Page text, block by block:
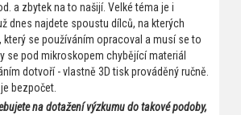
a zbytek na to našijí. Velké téma je i
dnes najdete spoustu dílců, na kterých
který se používáním opracoval a musí se to
se pod mikroskopem chybějící materiál
dotvoří - vlastně 3D tisk prováděný ručně.
bezpočet.
na dotažení výzkumu do takové podoby,